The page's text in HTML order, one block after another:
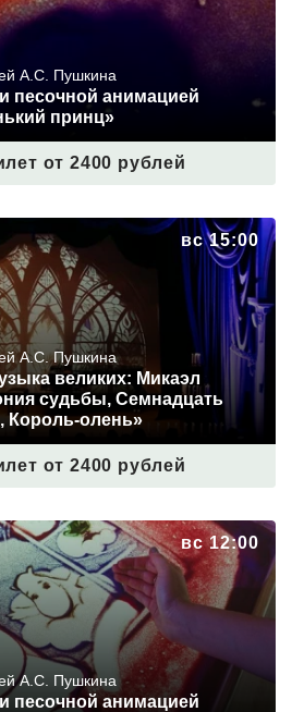
от 2400 рублей
А.С. Пушкина
песочной анимацией
принц»
от 2400 рублей
великих: Микаэл Таривердиев.
мгновений весны,
А.С. Пушкина
великих: Микаэл
судьбы, Семнадцать
Король‑олень»
вс 15:00
анимацией «Муми-тролли.
А.С. Пушкина
песочной анимацией
вс 12:00